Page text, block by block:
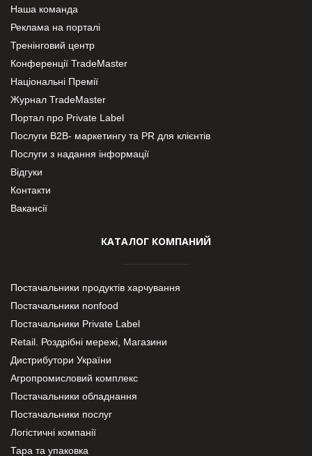
Наша команда
Реклама на порталі
Тренінговий центр
Конференції TradeMaster
Національні Премії
Журнал TradeMaster
Портал про Private Label
Послуги В2В- маркетингу та PR для клієнтів
Послуги з надання інформації
Відгуки
Контакти
Вакансії
КАТАЛОГ КОМПАНИЙ
Постачальники продуктів харчування
Постачальники nonfood
Постачальники Private Label
Retail. Роздрібні мережі, Магазини
Дистрибутори України
Агропромисловий комплекс
Постачальники обладнання
Постачальники послуг
Логістичні компанії
Тара та упаковка